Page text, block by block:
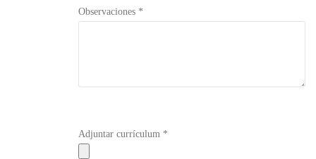
Observaciones *
Adjuntar currículum *